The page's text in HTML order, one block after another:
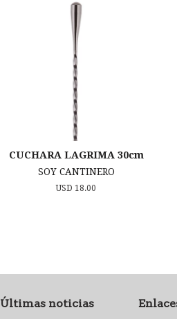
CUCHARA LAGRIMA 30cm
SOY CANTINERO
Precio
USD 18.00
Últimas noticias